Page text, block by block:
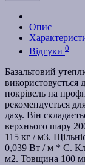
Опис
Відгуки 0
Базальтовий
використовується
покрівель на
рекомендується
даху. Він
верхнього шару
115 кг / м3.
0,039 Вт / м * С.
м2. Товщина 100